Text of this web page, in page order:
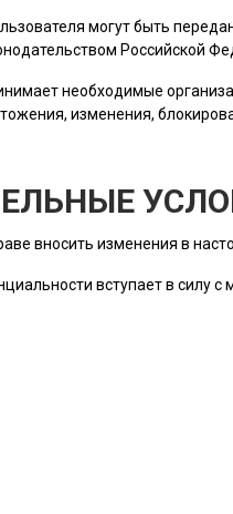
могут быть
Российской
необходимые
изменения,
вносить изменения в
вступает в силу